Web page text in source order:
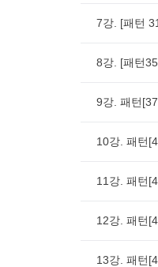
7강. [패턴
8강. [패턴
9강. 패턴
10강. 패턴
11강. 패턴
12강. 패턴
13강. 패턴